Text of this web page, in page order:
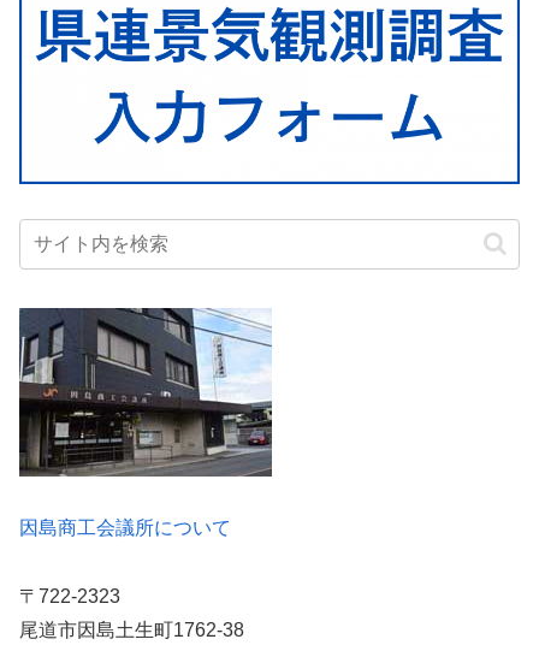
因島商工会議所について
〒722-2323
尾道市因島土生町1762-38